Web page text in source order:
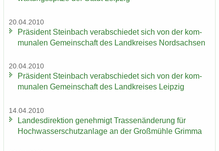
20.04.2010
Prä­si­dent Stein­bach ver­ab­schie­det sich von der kom­
mu­na­len Ge­mein­schaft des Land­krei­ses Nord­sach­sen
20.04.2010
Prä­si­dent Stein­bach ver­ab­schie­det sich von der kom­
mu­na­len Ge­mein­schaft des Land­krei­ses Leip­zig
14.04.2010
Lan­des­di­rek­ti­on ge­neh­migt Tras­sen­än­de­rung für
Hoch­was­ser­schutz­an­la­ge an der Groß­müh­le Grim­ma